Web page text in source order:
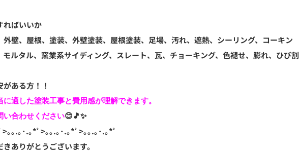
ればいいか
外壁、屋根、塗装、外壁塗装、屋根塗装、足場、汚れ、遮熱、シーリング、コーキン
ルタル、窯業系サイディング、スレート、瓦、チョーキング、色褪せ、膨れ、ひび割
ある方！！
適した塗装工事と費用感が理解できます。
い合わせください😊🎵✨
｡｡.｡･.｡*ﾟ>｡｡.｡･.｡*ﾟ>｡｡.｡･.｡*ﾟ
ありがとうございます。